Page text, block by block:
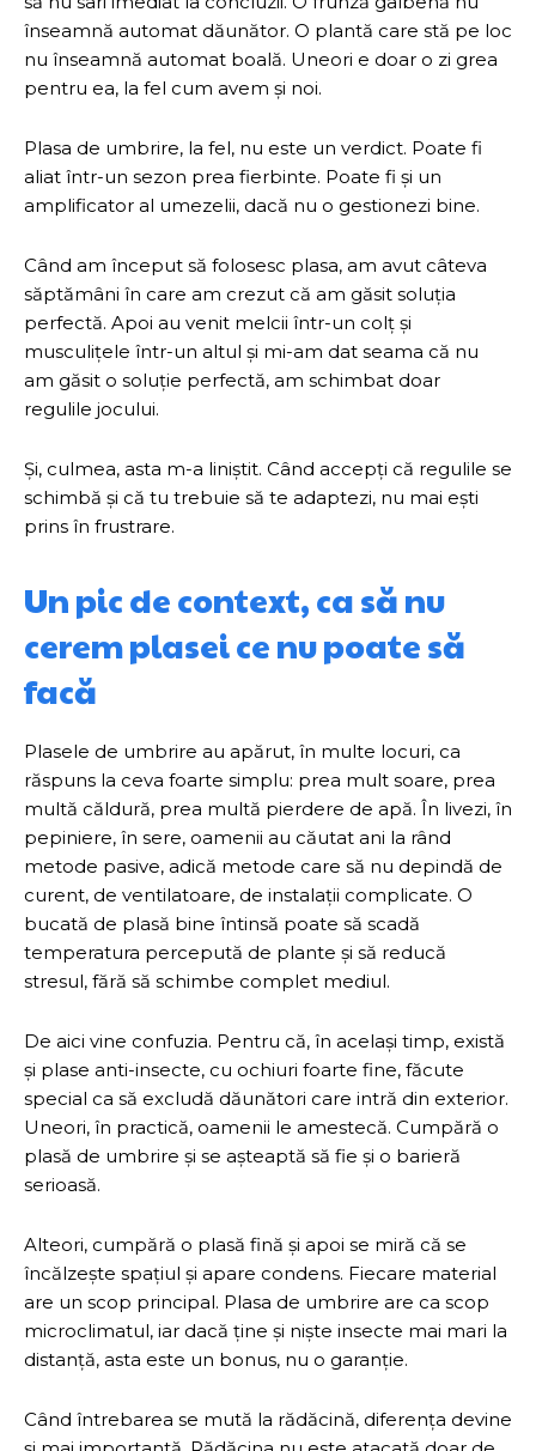
înseamnă automat dăunător. O plantă care stă pe loc
nu înseamnă automat boală. Uneori e doar o zi grea
pentru ea, la fel cum avem și noi.
Plasa de umbrire, la fel, nu este un verdict. Poate fi
aliat într-un sezon prea fierbinte. Poate fi și un
amplificator al umezelii, dacă nu o gestionezi bine.
Când am început să folosesc plasa, am avut câteva
săptămâni în care am crezut că am găsit soluția
perfectă. Apoi au venit melcii într-un colț și
musculițele într-un altul și mi-am dat seama că nu
am găsit o soluție perfectă, am schimbat doar
regulile jocului.
Și, culmea, asta m-a liniștit. Când accepți că regulile se
schimbă și că tu trebuie să te adaptezi, nu mai ești
prins în frustrare.
Un pic de context, ca să nu
cerem plasei ce nu poate să
facă
Plasele de umbrire au apărut, în multe locuri, ca
răspuns la ceva foarte simplu: prea mult soare, prea
multă căldură, prea multă pierdere de apă. În livezi, în
pepiniere, în sere, oamenii au căutat ani la rând
metode pasive, adică metode care să nu depindă de
curent, de ventilatoare, de instalații complicate. O
bucată de plasă bine întinsă poate să scadă
temperatura percepută de plante și să reducă
stresul, fără să schimbe complet mediul.
De aici vine confuzia. Pentru că, în același timp, există
și plase anti-insecte, cu ochiuri foarte fine, făcute
special ca să excludă dăunători care intră din exterior.
Uneori, în practică, oamenii le amestecă. Cumpără o
plasă de umbrire și se așteaptă să fie și o barieră
serioasă.
Alteori, cumpără o plasă fină și apoi se miră că se
încălzește spațiul și apare condens. Fiecare material
are un scop principal. Plasa de umbrire are ca scop
microclimatul, iar dacă ține și niște insecte mai mari la
distanță, asta este un bonus, nu o garanție.
Când întrebarea se mută la rădăcină, diferența devine